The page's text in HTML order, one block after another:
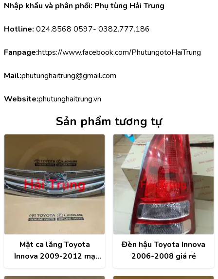
Nhập khẩu và phân phối: Phụ tùng Hải Trung
Hotline: 024.8568 0597- 0382.777.186
Fanpage:https://www.facebook.com/PhutungotoHaiTrung
Mail:phutunghaitrung@gmail.com
Website:phutunghaitrung.vn
Sản phẩm tương tự
Mặt ca lăng Toyota
Innova 2009-2012 mạ
Đèn hậu Toyota Innova
2006-2008 giá rẻ